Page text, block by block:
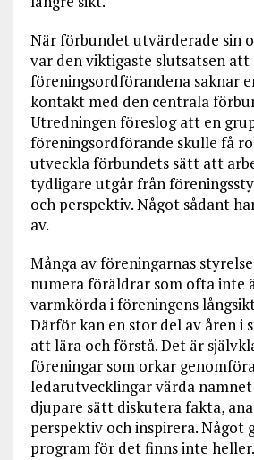
När förbundet utvärderade sin
var den viktigaste slutsatsen att
föreningsordförandena saknar
kontakt med den centrala
Utredningen föreslog att en
föreningsordförande skulle få
utveckla förbundets sätt att
tydligare utgår från
och perspektiv. Något sådant
av.
Många av föreningarnas
numera föräldrar som ofta inte
varmkörda i föreningens
Därför kan en stor del av åren i
att lära och förstå. Det är
föreningar som orkar
ledarutvecklingar värda
djupare sätt diskutera fakta,
perspektiv och inspirera. Något
program för det finns inte heller.